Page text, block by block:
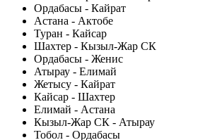
Ордабасы - Кайрат
Астана - Актобе
Туран - Кайсар
Шахтер - Кызыл-Жар СК
Ордабасы - Женис
Атырау - Елимай
Жетысу - Кайрат
Кайсар - Шахтер
Елимай - Астана
Кызыл-Жар СК - Атырау
Тобол - Ордабасы